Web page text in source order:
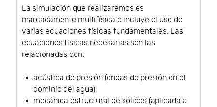
La simulación que realizaremos es
marcadamente multifísica e incluye el uso de
varias ecuaciones físicas fundamentales. Las
ecuaciones físicas necesarias son las
relacionadas con:
acústica de presión (ondas de presión en el
dominio del agua),
mecánica estructural de sólidos (aplicada a